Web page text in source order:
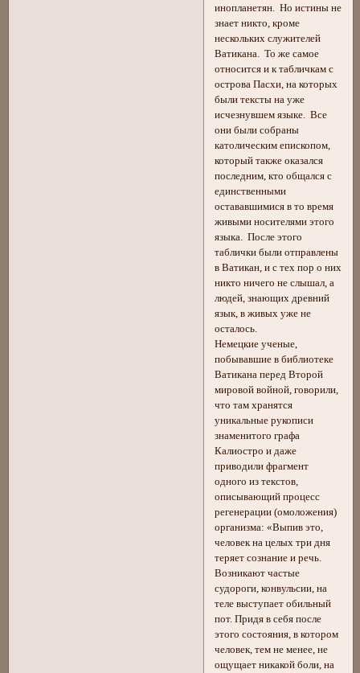
инопланетян. Но истины не
знает никто, кроме
нескольких служителей
Ватикана. То же самое
относится и к табличкам с
острова Пасхи, на которых
были тексты на уже
исчезнувшем языке. Все
они были собраны
католическим епископом,
который также оказался
последним, кто общался с
единственными
остававшимися в то время
живыми носителями этого
языка. После этого
таблички были отправлены
в Ватикан, и с тех пор о них
никто ничего не слышал, а
людей, знающих древний
язык, в живых уже не
осталось.
Немецкие ученые,
побывавшие в библиотеке
Ватикана перед Второй
мировой войной, говорили,
что там хранятся
уникальные рукописи
знаменитого графа
Калиостро и даже
приводили фрагмент
одного из текстов,
описывающий процесс
регенерации (омоложения)
организма: «Выпив это,
человек на целых три дня
теряет сознание и речь.
Возникают частые
судороги, конвульсии, на
теле выступает обильный
пот. Придя в себя после
этого состояния, в котором
человек, тем не менее, не
ощущает никакой боли, на